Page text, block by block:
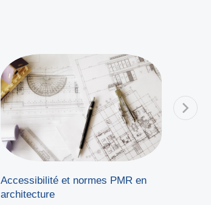
Accessibilité et normes PMR en
architecture